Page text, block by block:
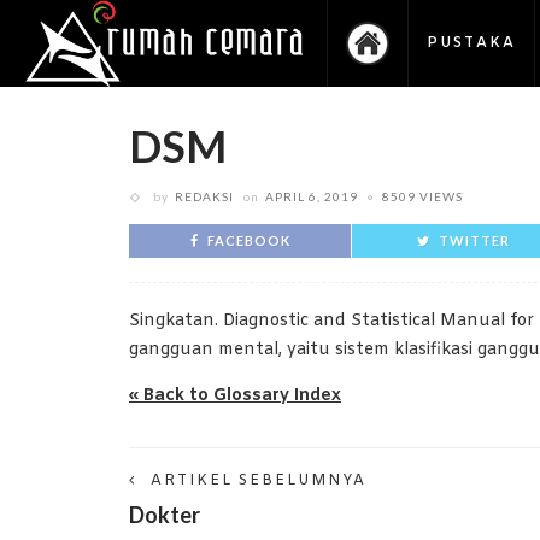
PUSTAKA
DSM
by REDAKSI on APRIL 6, 2019 8509 VIEWS
FACEBOOK TWITTER
Singkatan. Diagnostic and Statistical Manual
gangguan mental, yaitu sistem klasifikasi
« Back to Glossary Index
ARTIKEL SEBELUMNYA
Dokter